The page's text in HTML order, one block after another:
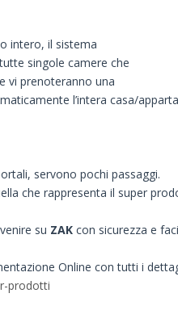
intero, il sistema
singole camere che
vi prenoteranno una
l’intera casa/
servono pochi passaggi.
che rappresenta il super
su ZAK con sicurezza e
Online con tutti i
prodotti